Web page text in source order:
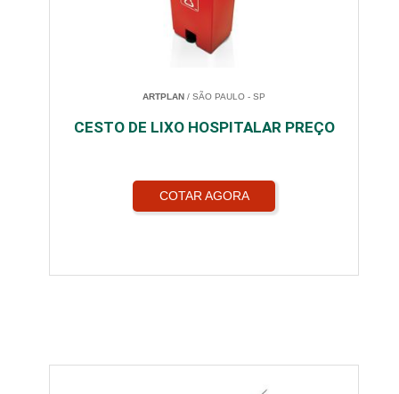
ARTPLAN / SÃO PAULO - SP
CESTO DE LIXO HOSPITALAR PREÇO
COTAR AGORA